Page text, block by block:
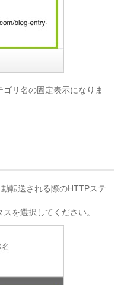
リ名の固定表示になりま
転送される際のHTTPステ
を選択してください。